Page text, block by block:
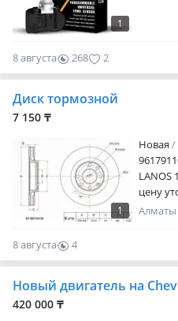
1
8 августа 268 2
Диск тормозной
7 150 ₸
1
Новая
LANOS
цену
Алматы
8 августа
4
0
Новый двигатель на
420 000 ₸